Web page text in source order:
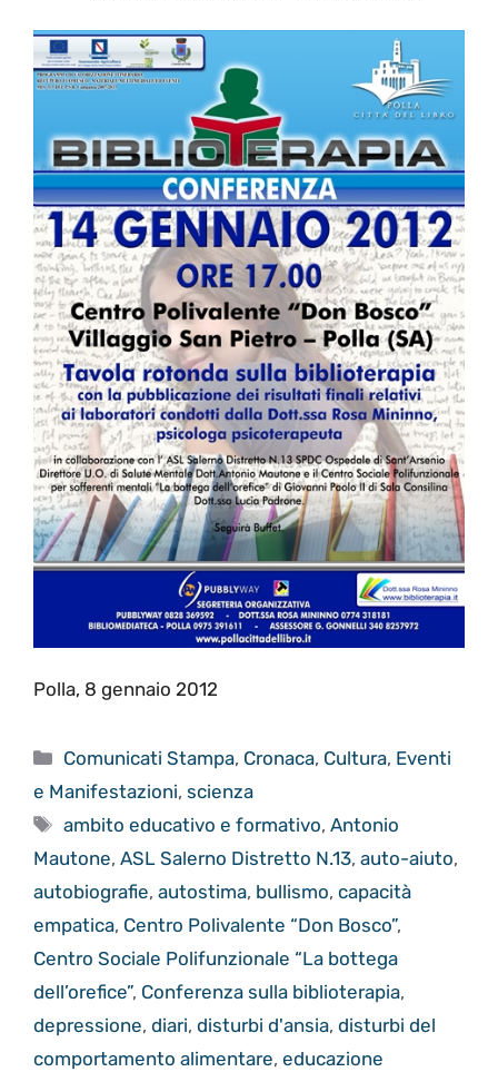
Polla, 8 gennaio 2012
Categorie
Comunicati Stampa, Cronaca, Cultura, Eventi
e Manifestazioni, scienza
Tag
ambito educativo e formativo,Antonio
Mautone, ASL Salerno Distretto N.13, auto-aiuto,
autobiografie, autostima, bullismo, capacità
empatica, Centro Polivalente “Don Bosco”,
Centro Sociale Polifunzionale “La bottega
dell’orefice”, Conferenza sulla biblioterapia,
depressione, diari, disturbi d'ansia, disturbi del
comportamento alimentare, educazione